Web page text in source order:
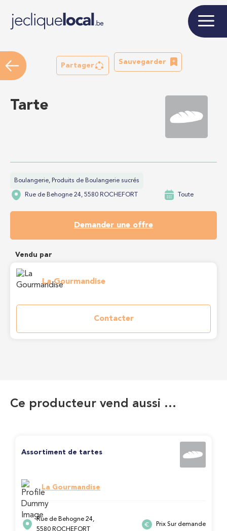
Partager
Sauvegarder
Tarte
Boulangerie, Produits de Boulangerie sucrés
Rue de Behogne 24, 5580 ROCHEFORT Toute
Demander une offre
Vendu par
La Gourmandise
Contacter
Ce producteur vend aussi …
Assortiment de tartes
La Gourmandise
Rue de Behogne 24,
5580 ROCHEFORT
Prix Sur demande